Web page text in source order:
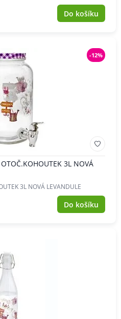
Do košíku
-12%
3L NOVÁ
3L NOVÁ LEVANDULE
Do košíku